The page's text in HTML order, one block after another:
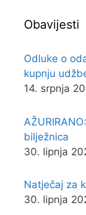
Obavijesti
Odluke o
kupnju
14. srpnja
bilježnica
30. lipnja
Natječaj za
30. lipnja